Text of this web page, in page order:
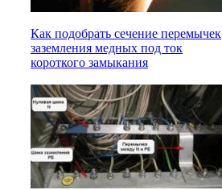
Как подобрать сечение перемычек
заземления медных под ток
короткого замыкания